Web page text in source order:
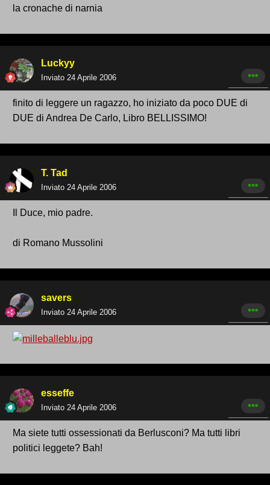
la cronache di narnia
Luckyy
Inviato 24 Aprile 2006
finito di leggere un ragazzo, ho iniziato da poco DUE di
DUE di Andrea De Carlo, Libro BELLISSIMO!
T. Tad
Inviato 24 Aprile 2006
Il Duce, mio padre.
di Romano Mussolini
savers
Inviato 24 Aprile 2006
esseffe
Inviato 24 Aprile 2006
Ma siete tutti ossessionati da Berlusconi? Ma tutti libri
politici leggete? Bah!